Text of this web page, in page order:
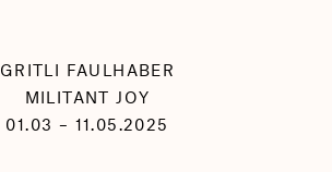
GRITLI FAULHABER
MILITANT JOY
01.03 – 11.05.2025